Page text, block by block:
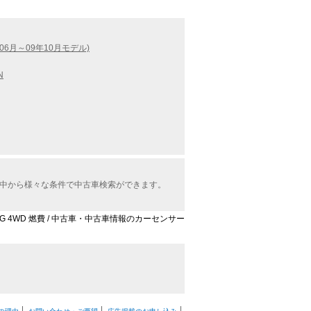
月～09年10月モデル)
ら様々な条件で中古車検索ができます。
4WD 燃費 / 中古車・中古車情報のカーセンサー